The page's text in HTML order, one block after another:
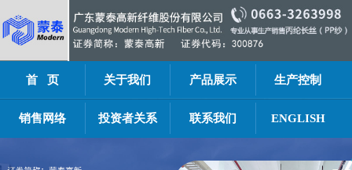
首 页 关于我们 产品展示 生产控制
销售网络 投资者关系 联系我们 ENGLISH